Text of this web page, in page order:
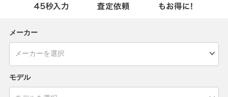
メーカー
モデル